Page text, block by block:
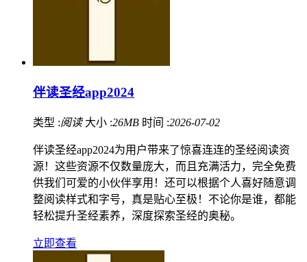
伴读圣经app2024
类型 :阅读 大小 :26MB 时间 :2026-07-02
伴读圣经app2024为用户带来了惊喜连连的圣经阅读资
源！这些资源不仅数量庞大，而且充满活力，完全免费
供我们可爱的小伙伴享用！还可以根据个人喜好随意调
整阅读样式和字号，真是贴心至极！不论你是谁，都能
轻松提升圣经素养，深度探索圣经的奥秘。
立即查看